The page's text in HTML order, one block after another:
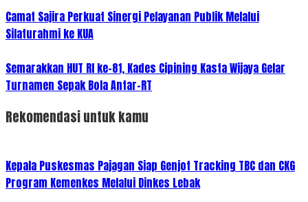
Camat Sajira Perkuat Sinergi Pelayanan Publik Melalui
Silaturahmi ke KUA
Semarakkan HUT RI ke-81, Kades Cipining Kasta Wijaya Gelar
Turnamen Sepak Bola Antar-RT
Rekomendasi untuk kamu
Kepala Puskesmas Pajagan Siap Genjot Tracking TBC dan CKG
Program Kemenkes Melalui Dinkes Lebak